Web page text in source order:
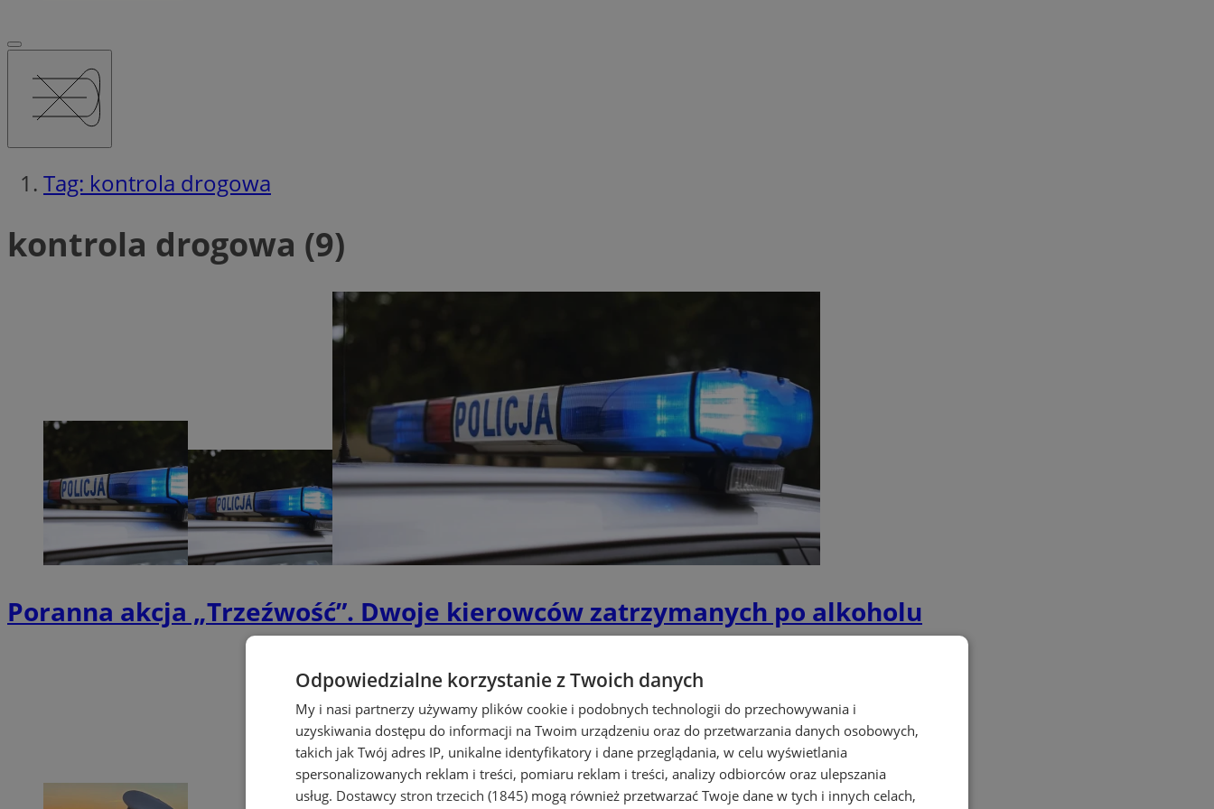
Tag: kontrola drogowa
kontrola drogowa (9)
Poranna akcja „Trzeźwość”. Dwoje kierowców zatrzymanych po alkoholu
Odpowiedzialne korzystanie z Twoich danych
My i nasi partnerzy używamy plików cookie i podobnych technologii do przechowywania i
uzyskiwania dostępu do informacji na Twoim urządzeniu oraz do przetwarzania danych osobowych,
takich jak Twój adres IP, unikalne identyfikatory i dane przeglądania, w celu wyświetlania
spersonalizowanych reklam i treści, pomiaru reklam i treści, analizy odbiorców oraz ulepszania
usług. Dostawcy stron trzecich (1845) mogą również przetwarzać Twoje dane w tych i innych celach,